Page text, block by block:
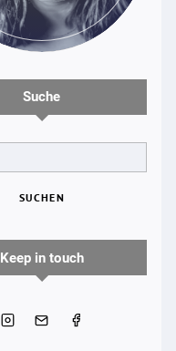
Suche
SUCHEN
Keep in touch